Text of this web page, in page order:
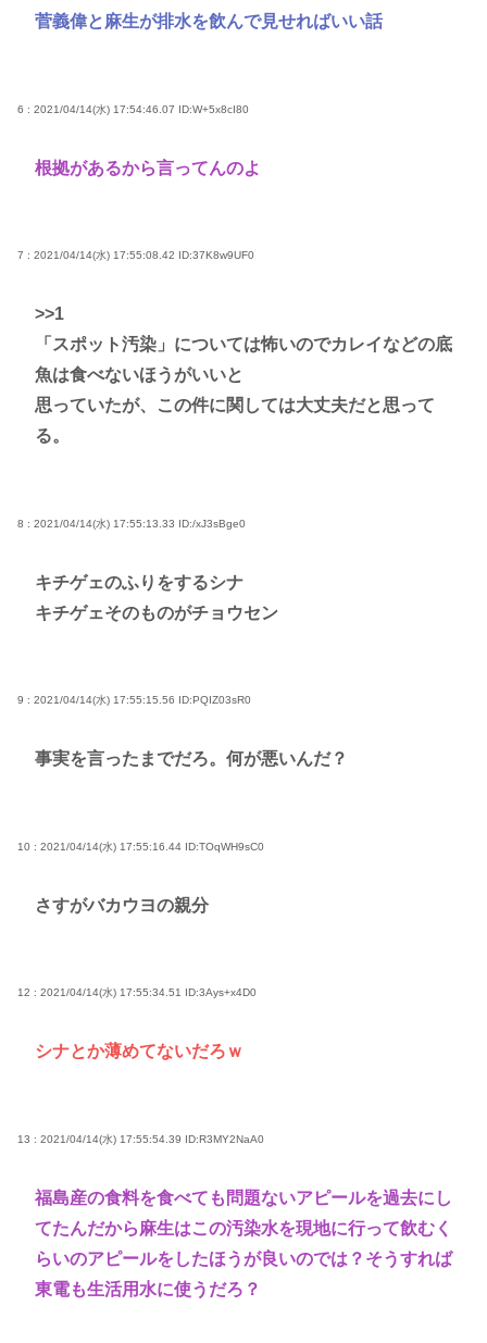
菅義偉と麻生が排水を飲んで見せればいい話
6 : 2021/04/14(水) 17:54:46.07 ID:W+5x8cI80
根拠があるから言ってんのよ
7 : 2021/04/14(水) 17:55:08.42 ID:37K8w9UF0
>>1
「スポット汚染」については怖いのでカレイなどの底
魚は食べないほうがいいと
思っていたが、この件に関しては大丈夫だと思って
る。
8 : 2021/04/14(水) 17:55:13.33 ID:/xJ3sBge0
キチゲェのふりをするシナ
キチゲェそのものがチョウセン
9 : 2021/04/14(水) 17:55:15.56 ID:PQIZ03sR0
事実を言ったまでだろ。何が悪いんだ？
10 : 2021/04/14(水) 17:55:16.44 ID:TOqWH9sC0
さすがバカウヨの親分
12 : 2021/04/14(水) 17:55:34.51 ID:3Ays+x4D0
シナとか薄めてないだろｗ
13 : 2021/04/14(水) 17:55:54.39 ID:R3MY2NaA0
福島産の食料を食べても問題ないアピールを過去にし
てたんだから麻生はこの汚染水を現地に行って飲むく
らいのアピールをしたほうが良いのでは？そうすれば
東電も生活用水に使うだろ？